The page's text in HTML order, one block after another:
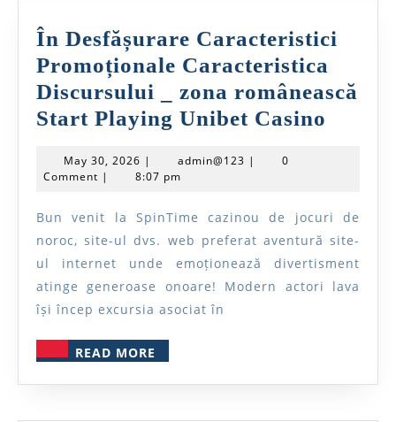
În Desfășurare Caracteristici
Promoționale Caracteristica
Discursului _ zona românească
Start Playing Unibet Casino
_
May 30, 2026 May
30,
| admin@123 admin@123
|
0
Comment | 8:07 pm
Bun venit la SpinTime cazinou de jocuri de
noroc, site-ul dvs. web preferat aventură site-
ul internet unde emoționează divertisment
atinge generoase onoare! Modern actori lava
își încep excursia asociat în
READ MORE
MORE